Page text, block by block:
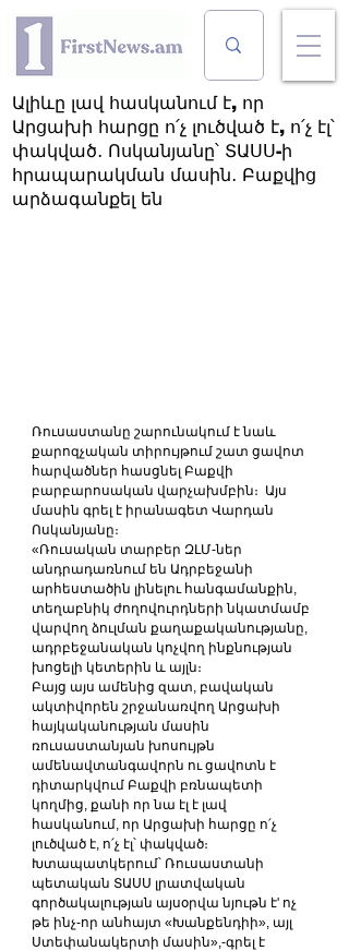
Ալիևը լավ հասկանում է, որ
Արցախի հարցը ո՛չ լուծված է, ո՛չ էլ՝
փակված․ Ոսկանյանը՝ ՏԱՍՍ-ի
հրապարակման մասին․ Բաքվից
արձագանքել են
Ռուսաստանը շարունակում է նաև
քարոզչական տիրույթում շատ ցավոտ
հարվածներ հասցնել Բաքվի
բարբարոսական վարչախմբին։  Այս
մասին գրել է իրանագետ Վարդան
Ոսկանյանը։
«Ռուսական տարբեր ԶԼՄ-ներ
անդրադառնում են Ադրբեջանի
արհեստածին լինելու հանգամանքին,
տեղաբնիկ ժողովուրդների նկատմամբ
վարվող ձուլման քաղաքականությանը,
ադրբեջանական կոչվող ինքնության
խոցելի կետերին և այլն։
Բայց այս ամենից զատ, բավական
ակտիվորեն շրջանառվող Արցախի
հայկականության մասին
ռուսաստանյան խոսույթն
ամենավտանգավորն ու ցավոտն է
դիտարկվում Բաքվի բռնապետի
կողմից, քանի որ նա էլ է լավ
հասկանում, որ Արցախի հարցը ո՛չ
լուծված է, ո՛չ էլ՝ փակված։
Խտապատկերում՝ Ռուսաստանի
պետական ՏԱՍՍ լրատվական
գործակալության այսօրվա նյութն է' ոչ
թե ինչ-որ անհայտ «Խանքենդիի», այլ
Ստեփանակերտի մասին»,-գրել է